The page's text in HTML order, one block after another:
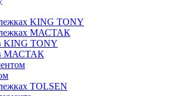
KING TONY
МАСТАК
KING TONY
МАСТАК
TOLSEN